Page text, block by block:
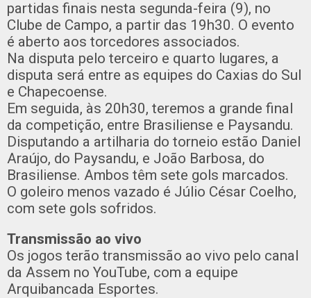
partidas finais nesta segunda-feira (9), no
Clube de Campo, a partir das 19h30. O evento
é aberto aos torcedores associados.
Na disputa pelo terceiro e quarto lugares, a
disputa será entre as equipes do Caxias do Sul
e Chapecoense.
Em seguida, às 20h30, teremos a grande final
da competição, entre Brasiliense e Paysandu.
Disputando a artilharia do torneio estão Daniel
Araújo, do Paysandu, e João Barbosa, do
Brasiliense. Ambos têm sete gols marcados.
O goleiro menos vazado é Júlio César Coelho,
com sete gols sofridos.
Transmissão ao vivo
Os jogos terão transmissão ao vivo pelo canal
da Assem no YouTube, com a equipe
Arquibancada Esportes.